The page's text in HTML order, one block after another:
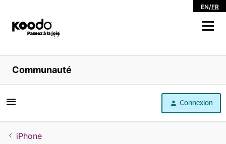
EN/FR
Magasiner
Libre service
Aide
Communauté
Connexion
iPhone